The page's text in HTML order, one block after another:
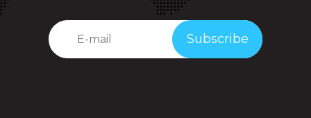
Subscribe